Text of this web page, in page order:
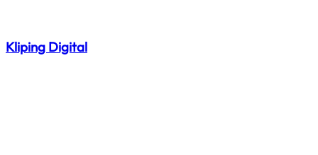
Kliping Digital